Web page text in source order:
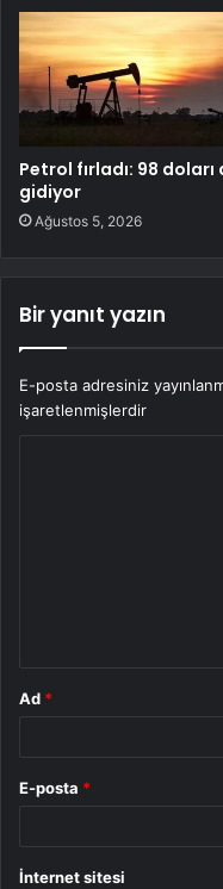
Petrol fırladı: 98 doları
gidiyor
Ağustos 5, 2026
Bir yanıt yazın
E-posta adresiniz
işaretlenmişlerdir
Ad *
E-posta *
İnternet sitesi